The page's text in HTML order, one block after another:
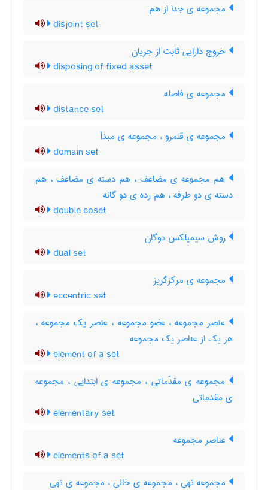
مجموعه ی جدا از هم
disjoint set
خروج دارایی ثابت از جریان
disposing of fixed asset
مجموعه ی فاصله
distance set
مجموعه ی قلمرو ، مجموعه ی مبدأ
domain set
هم مجموعه ی مضاعف ، هم دسته ی مضاعف ، هم
دسته ی دو طرفه ، هم رده ی دو گانه
double coset
روش سیمپلکس دوگان
dual set
مجموعه ی مرکزگریز
eccentric set
عنصر مجموعه ، عضو مجموعه ، عنصر یک مجموعه ،
هر یک از عناصر یک مجموعه
element of a set
مجموعه ی مقدّماتی ، مجموعه ی ابتدایی ، مجموعه
ی مقدماتی
elementary set
عناصر مجموعه
elements of a set
مجموعه تهی ، مجموعه ی خالی ، مجموعه ی تهی